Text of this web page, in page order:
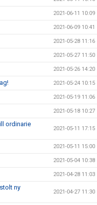
2021-06-11 10:09
2021-06-09 10:41
2021-05-28 11:16
2021-05-27 11:50
2021-05-26 14:20
2021-05-24 10:15
2021-05-19 11:06
2021-05-18 10:27
ordinarie
2021-05-11 17:15
2021-05-11 15:00
2021-05-04 10:38
2021-04-28 11:03
ny
2021-04-27 11:30